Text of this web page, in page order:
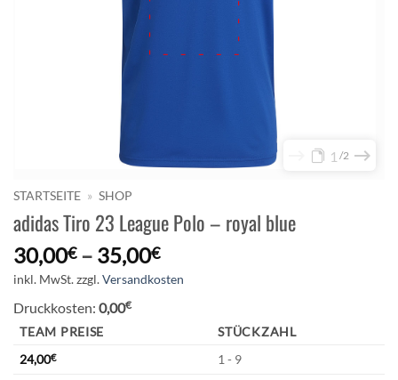
1 2
STARTSEITE » SHOP
adidas Tiro 23 League Polo – royal blue
30,00€– 35,00€
inkl. MwSt.zzgl.Versandkosten
Druckkosten: 0,00€
TEAM PREISE
STÜCKZAHL
24,00€
1 - 9